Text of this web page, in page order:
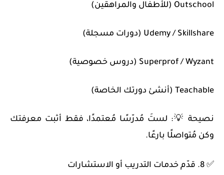
Outschool (للأطفال والمراهقين)
Udemy / Skillshare (دورات مسجلة)
Superprof / Wyzant (دروس خصوصية)
Teachable (أنشئ دورتك الخاصة)
نصيحة 💡: لستَ مُدرّسًا مُعتمدًا، فقط أثبت معرفتك
وكن مُتواصلًا بارعًا.
✅ 8. قدّم خدمات التدريب أو الاستشارات